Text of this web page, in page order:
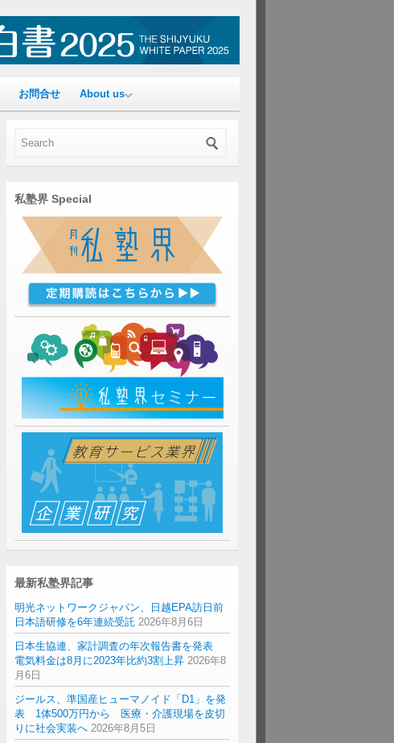
お問合せ About us
私塾界 Special
最新私塾界記事
明光ネットワークジャパン、日越EPA訪日前
日本語研修を6年連続受託 2026年8月6日
日本生協連、家計調査の年次報告書を発表
電気料金は8月に2023年比約3割上昇 2026年8
月6日
ジールス、準国産ヒューマノイド「D1」を発
表 1体500万円から 医療・介護現場を皮切
りに社会実装へ 2026年8月5日